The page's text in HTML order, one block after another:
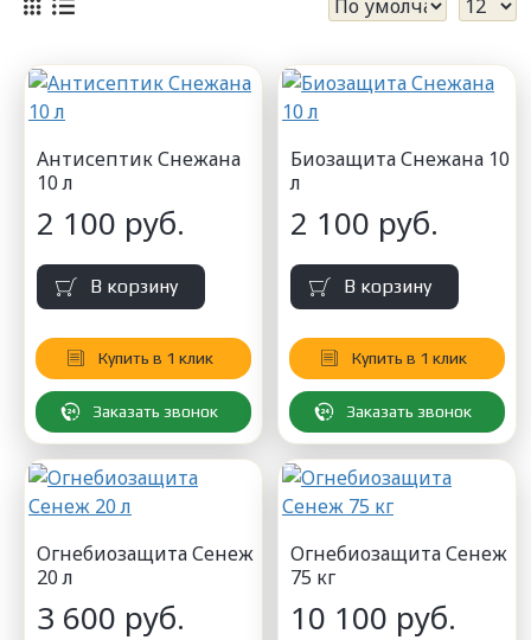
Антисептик Снежана
10 л
2 100 руб.
В корзину
Купить в 1 клик
Заказать звонок
Биозащита Снежана 10
л
2 100 руб.
В корзину
Купить в 1 клик
Заказать звонок
Огнебиозащита Сенеж
20 л
3 600 руб.
Огнебиозащита Сенеж
75 кг
10 100 руб.